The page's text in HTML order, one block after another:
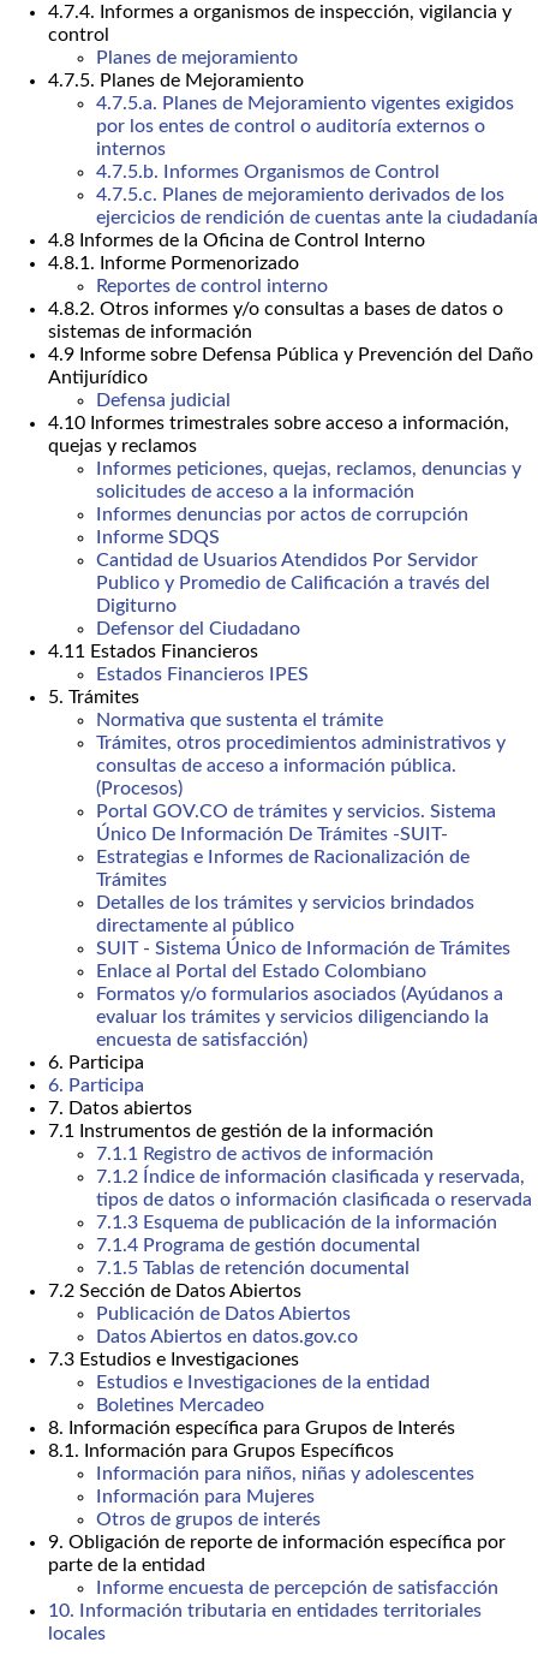
4.7.4. Informes a organismos de inspección, vigilancia y
control
Planes de mejoramiento
4.7.5. Planes de Mejoramiento
4.7.5.a. Planes de Mejoramiento vigentes exigidos
por los entes de control o auditoría externos o
internos
4.7.5.b. Informes Organismos de Control
4.7.5.c. Planes de mejoramiento derivados de los
ejercicios de rendición de cuentas ante la ciudadanía
4.8 Informes de la Oficina de Control Interno
4.8.1. Informe Pormenorizado
Reportes de control interno
4.8.2. Otros informes y/o consultas a bases de datos o
sistemas de información
4.9 Informe sobre Defensa Pública y Prevención del Daño
Antijurídico
Defensa judicial
4.10 Informes trimestrales sobre acceso a información,
quejas y reclamos
Informes peticiones, quejas, reclamos, denuncias y
solicitudes de acceso a la información
Informes denuncias por actos de corrupción
Informe SDQS
Cantidad de Usuarios Atendidos Por Servidor
Publico y Promedio de Calificación a través del
Digiturno
Defensor del Ciudadano
4.11 Estados Financieros
Estados Financieros IPES
5. Trámites
Normativa que sustenta el trámite
Trámites, otros procedimientos administrativos y
consultas de acceso a información pública.
(Procesos)
Portal GOV.CO de trámites y servicios. Sistema
Único De Información De Trámites -SUIT-
Estrategias e Informes de Racionalización de
Trámites
Detalles de los trámites y servicios brindados
directamente al público
SUIT - Sistema Único de Información de Trámites
Enlace al Portal del Estado Colombiano
Formatos y/o formularios asociados (Ayúdanos a
evaluar los trámites y servicios diligenciando la
encuesta de satisfacción)
6. Participa
6. Participa
7. Datos abiertos
7.1 Instrumentos de gestión de la información
7.1.1 Registro de activos de información
7.1.2 Índice de información clasificada y reservada,
tipos de datos o información clasificada o reservada
7.1.3 Esquema de publicación de la información
7.1.4 Programa de gestión documental
7.1.5 Tablas de retención documental
7.2 Sección de Datos Abiertos
Publicación de Datos Abiertos
Datos Abiertos en datos.gov.co
7.3 Estudios e Investigaciones
Estudios e Investigaciones de la entidad
Boletines Mercadeo
8. Información específica para Grupos de Interés
8.1. Información para Grupos Específicos
Información para niños, niñas y adolescentes
Información para Mujeres
Otros de grupos de interés
9. Obligación de reporte de información específica por
parte de la entidad
Informe encuesta de percepción de satisfacción
10. Información tributaria en entidades territoriales
locales